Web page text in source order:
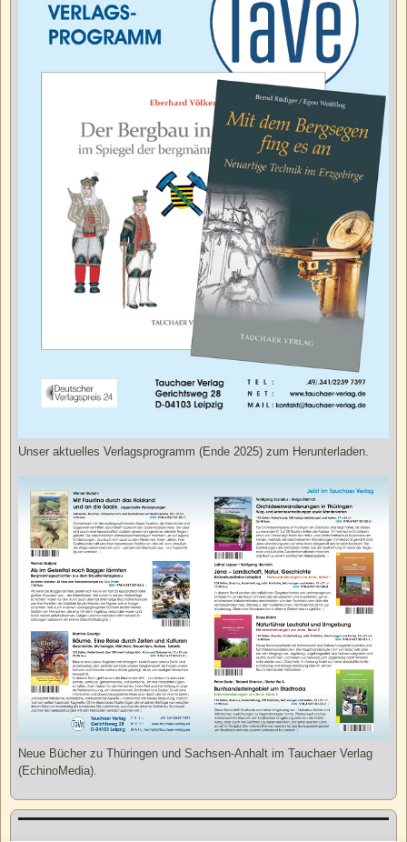
Unser aktuelles Verlagsprogramm (Ende 2025) zum Herunterladen.
Neue Bücher zu Thüringen und Sachsen-Anhalt im Tauchaer Verlag
(EchinoMedia).